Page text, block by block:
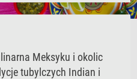
Meksyku i okolic
tubylczych Indian i